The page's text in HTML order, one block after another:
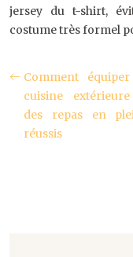
jersey du t-shirt,
costume très formel
Comment
cuisine
des repas en
réussis